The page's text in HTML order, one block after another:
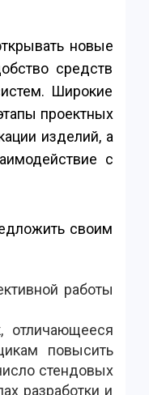
новые
средств
Широкие
проектных
изделий, а
с
своим
работы
отличающееся
повысить
стендовых
разработки и